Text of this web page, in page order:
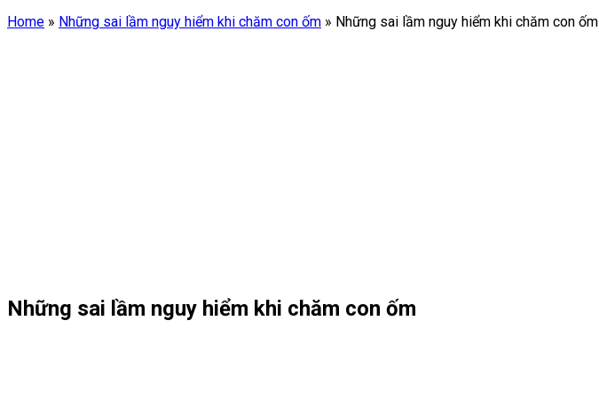
Home » Những sai lầm nguy hiểm khi chăm con ốm » Những sai lầm nguy hiểm khi chăm con ốm
Những sai lầm nguy hiểm khi chăm con ốm